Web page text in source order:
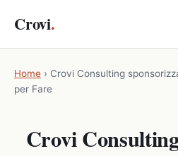
Crovi.
Home › Crovi Consulting
per Fare
Crovi